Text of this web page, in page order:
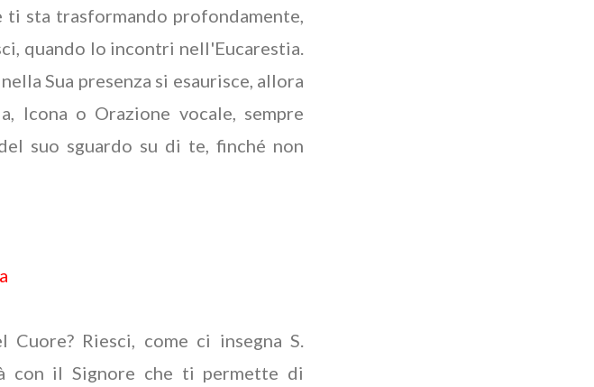
sta trasformando profondamente,
quando lo incontri nell'Eucarestia.
Sua presenza si esaurisce, allora
Icona o Orazione vocale, sempre
suo sguardo su di te, finché non
Riesci, come ci insegna S.
con il Signore che ti permette di